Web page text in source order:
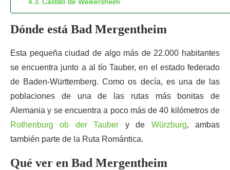
Dónde está Bad Mergentheim
Esta pequeña ciudad de algo más de 22.000 habitantes
se encuentra junto a al tío Tauber, en el estado federado
de Baden-Württemberg. Como os decía, es una de las
poblaciones de una de las rutas más bonitas de
Alemania y se encuentra a poco más de 40 kilómetros de
Rothenburg ob der Tauber y de Würzburg, ambas
también parte de la Ruta Romántica.
Qué ver en Bad Mergentheim